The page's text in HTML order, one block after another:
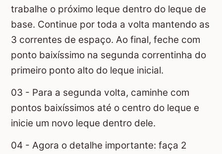
trabalhe o próximo leque dentro do leque de
base. Continue por toda a volta mantendo as
3 correntes de espaço. Ao final, feche com
ponto baixíssimo na segunda correntinha do
primeiro ponto alto do leque inicial.
03 - Para a segunda volta, caminhe com
pontos baixíssimos até o centro do leque e
inicie um novo leque dentro dele.
04 - Agora o detalhe importante: faça 2